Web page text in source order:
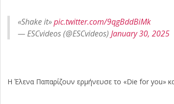
«Shake it»pic.twitter.com/9qgBddBiMk
— ESCvideos (@ESCvideos) January 30, 2025
Η Έλενα Παπαρίζουν ερμήνευσε το «Die for you»